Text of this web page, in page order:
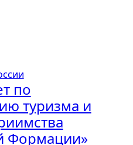
по
туризма и
Формации»